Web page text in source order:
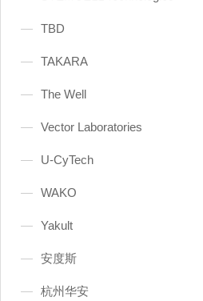
TBD
TAKARA
The Well
Vector Laboratories
U-CyTech
WAKO
Yakult
安度斯
杭州华安